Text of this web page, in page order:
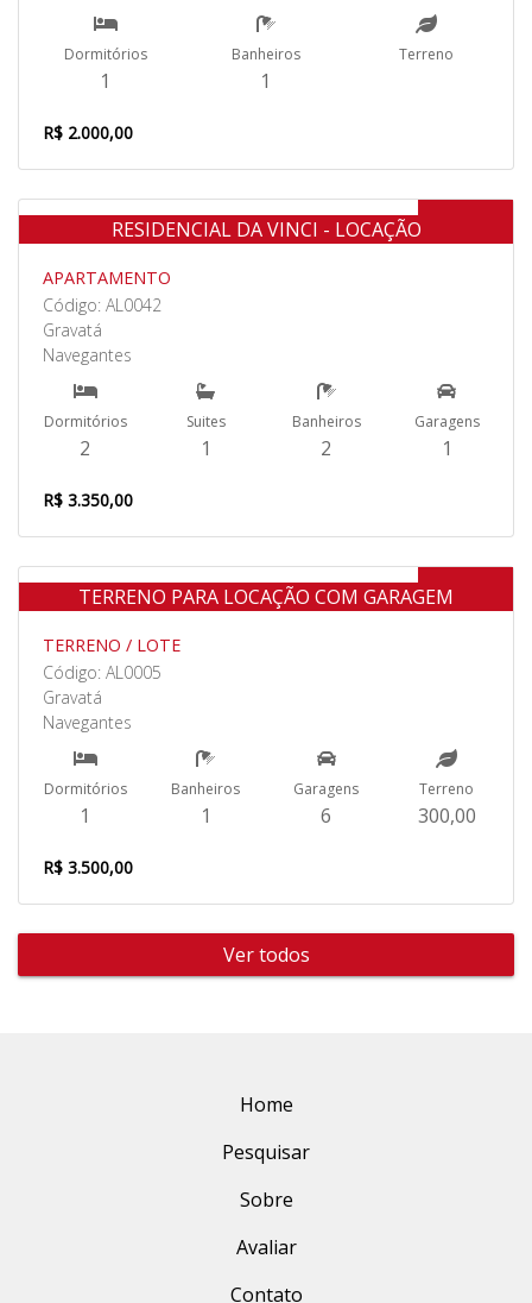
Dormitórios
1
Banheiros
1
Terreno
R$ 2.000,00
RESIDENCIAL DA VINCI - LOCAÇÃO
APARTAMENTO
Código: AL0042
Gravatá
Navegantes
Dormitórios
2
Suites
1
Banheiros
2
Garagens
1
R$ 3.350,00
Aluguel
TERRENO PARA LOCAÇÃO COM GARAGEM
TERRENO / LOTE
Código: AL0005
Gravatá
Navegantes
Dormitórios
1
Banheiros
1
Garagens
6
Terreno
300,00
R$ 3.500,00
Ver todos
Home
Pesquisar
Sobre
Avaliar
Contato